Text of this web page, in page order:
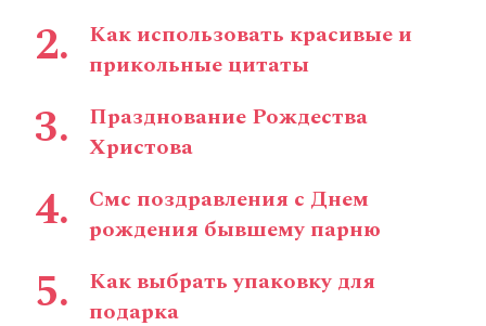
Как использовать красивые и
прикольные цитаты
Празднование Рождества
Христова
Смс поздравления с Днем
рождения бывшему парню
Как выбрать упаковку для
подарка